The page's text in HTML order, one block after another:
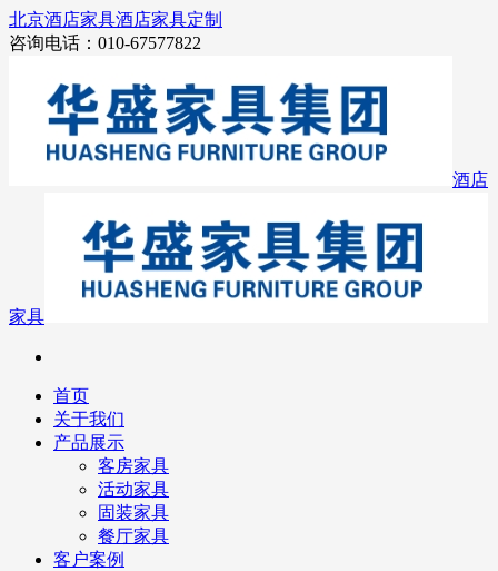
北京酒店家具酒店家具定制
咨询电话：010-67577822
酒店
家具
首页
关于我们
产品展示
客房家具
活动家具
固装家具
餐厅家具
客户案例